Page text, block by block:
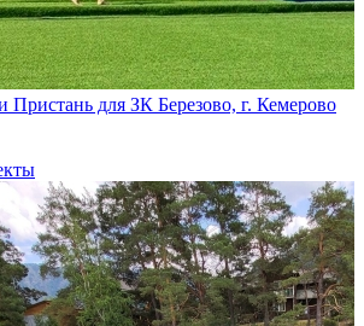
Пристань для ЗК Березово, г. Кемерово